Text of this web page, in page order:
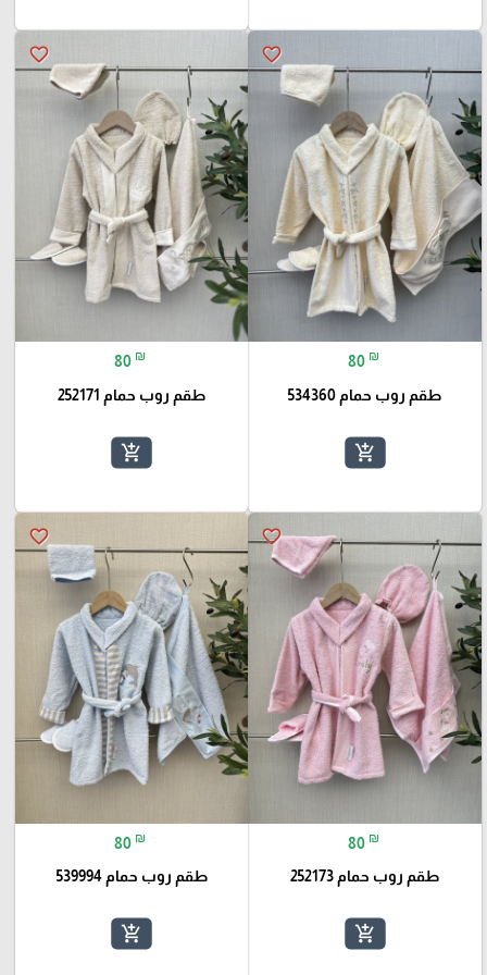
favorite_border
80 ₪
طقم روب حمام 534360
add_shopping_cart
favorite_border
80 ₪
طقم روب حمام 252171
add_shopping_cart
favorite_border
80 ₪
طقم روب حمام 252173
add_shopping_cart
favorite_border
80 ₪
طقم روب حمام 539994
add_shopping_cart